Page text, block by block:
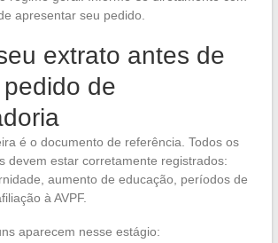
apresentar seu pedido.
extrato antes de
de
é o documento de referência. Todos os
devem estar corretamente registrados:
aumento de educação, períodos de
à AVPF.
aparecem nesse estágio: